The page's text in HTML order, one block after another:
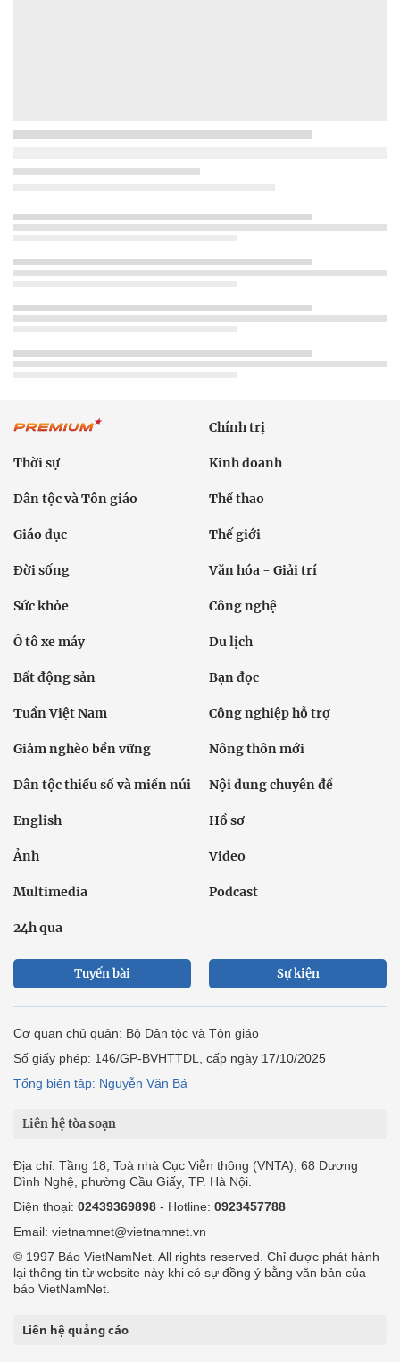
Chính trị
Thời sự Kinh doanh
Dân tộc và Tôn giáo Thể thao
Giáo dục Thế giới
Đời sống Văn hóa - Giải trí
Sức khỏe Công nghệ
Ô tô xe máy Du lịch
Bất động sản Bạn đọc
Tuần Việt Nam Công nghiệp hỗ trợ
Giảm nghèo bền vững Nông thôn mới
Dân tộc thiểu số và miền núi Nội dung chuyên đề
English Hồ sơ
Ảnh Video
Multimedia Podcast
24h qua
Tuyến bài Sự kiện
Cơ quan chủ quản: Bộ Dân tộc và Tôn giáo
Số giấy phép: 146/GP-BVHTTDL, cấp ngày 17/10/2025
Tổng biên tập: Nguyễn Văn Bá
Liên hệ tòa soạn
Địa chỉ: Tầng 18, Toà nhà Cục Viễn thông (VNTA), 68 Dương
Đình Nghệ, phường Cầu Giấy, TP. Hà Nội.
Điện thoại: 02439369898 - Hotline: 0923457788
Email: vietnamnet@vietnamnet.vn
© 1997 Báo VietNamNet. All rights reserved. Chỉ được phát hành
lại thông tin từ website này khi có sự đồng ý bằng văn bản của
báo VietNamNet.
Liên hệ quảng cáo